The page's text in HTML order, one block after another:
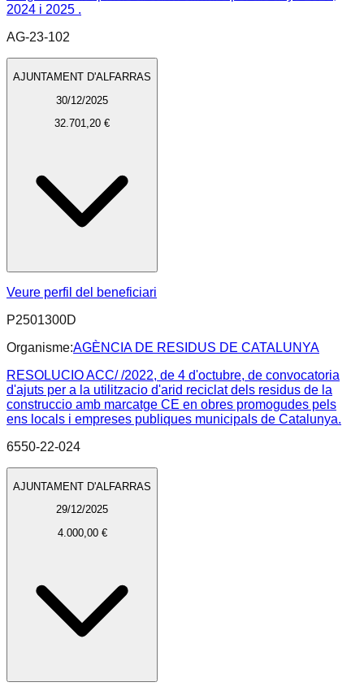
2024 i 2025 .
AG-23-102
AJUNTAMENT D'ALFARRAS
30/12/2025
32.701,20 €
Veure perfil del beneficiari
P2501300D
Organisme:AGÈNCIA DE RESIDUS DE CATALUNYA
RESOLUCIO ACC/ /2022, de 4 d'octubre, de convocatoria
d'ajuts per a la utilitzacio d'arid reciclat dels residus de la
construccio amb marcatge CE en obres promogudes pels
ens locals i empreses publiques municipals de Catalunya.
6550-22-024
AJUNTAMENT D'ALFARRAS
29/12/2025
4.000,00 €